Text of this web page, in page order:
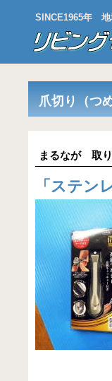
SINCE1965年 地
爪切り（つ
まるなが 取
「 ステン